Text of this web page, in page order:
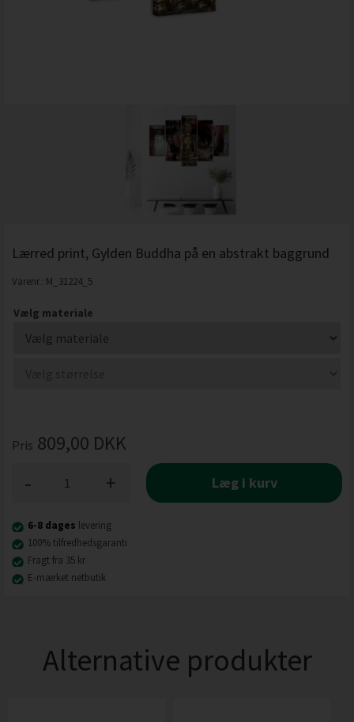
Lærred print, Gylden Buddha på en abstrakt baggrund
Varenr.: M_31224_5
Vælg materiale
Pris 809,00 DKK
+
- Læg i kurv
6-8 dages levering
100% tilfredhedsgaranti
Fragt fra 35 kr
E-mærket netbutik
Alternative produkter